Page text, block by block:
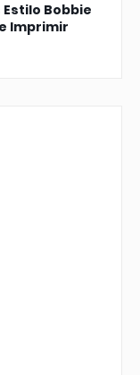
Bobbie
Imprimir